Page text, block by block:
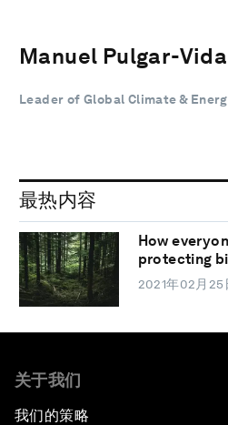
Manuel Pulgar-
Leader of Global Climate &
最热内容
How
protecting
2021年02月25
关于我们
我们的策略